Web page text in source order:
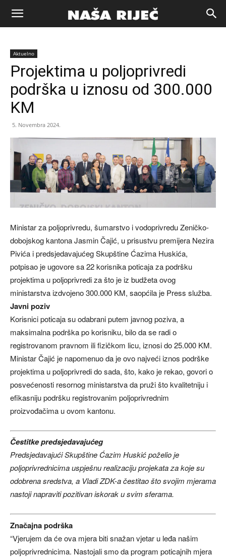
Naša
riječ
Zenica
Aktuelno
Projektima u poljoprivredi
podrška u iznosu od 300.000
KM
5. Novembra 2024.
Ministar za poljoprivredu, šumarstvo i vodoprivredu Zeničko-
dobojskog kantona Jasmin Čajić, u prisustvu premijera Nezira
Pivića i predsjedavajućeg Skupštine Ćazima Huskića,
potpisao je ugovore sa 22 korisnika poticaja za podršku
projektima u poljoprivredi za što je iz budžeta ovog
ministarstva izdvojeno 300.000 KM, saopćila je Press služba.
Javni poziv
Korisnici poticaja su odabrani putem javnog poziva, a
maksimalna podrška po korisniku, bilo da se radi o
registrovanom pravnom ili fizičkom licu, iznosi do 25.000 KM.
Ministar Čajić je napomenuo da je ovo najveći iznos podrške
projektima u poljoprivredi do sada, što, kako je rekao, govori o
posvećenosti resornog ministarstva da pruži što kvalitetniju i
efikasniju podršku registrovanim poljoprivrednim
proizvođačima u ovom kantonu.
Čestitke predsjedavajućeg
Predsjedavajući Skupštine Ćazim Huskić poželio je
poljoprivrednicima uspješnu realizaciju projekata za koje su
odobrena sredstva, a Vladi ZDK-a čestitao što svojim mjerama
nastoji napraviti pozitivan iskorak u svim sferama.
Značajna podrška
“Vjerujem da će ova mjera biti snažan vjetar u leđa našim
poljoprivrednicima. Nastojali smo da program poticajnih mjera